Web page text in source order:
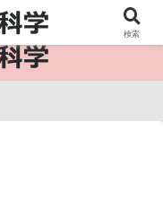
ンフラ。
検索